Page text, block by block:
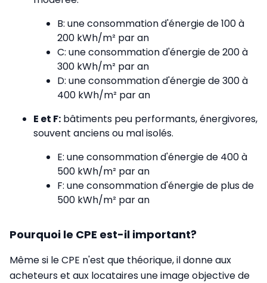
B: une consommation d'énergie de 100 à
200 kWh/m² par an
C: une consommation d'énergie de 200 à
300 kWh/m² par an
D: une consommation d'énergie de 300 à
400 kWh/m² par an
E et F: bâtiments peu performants, énergivores,
souvent anciens ou mal isolés.
E: une consommation d'énergie de 400 à
500 kWh/m² par an
F: une consommation d'énergie de plus de
500 kWh/m² par an
Pourquoi le CPE est-il important?
Même si le CPE n'est que théorique, il donne aux
acheteurs et aux locataires une image objective de